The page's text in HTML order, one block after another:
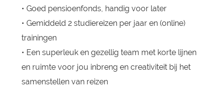
• Goed pensioenfonds, handig voor later
• Gemiddeld 2 studiereizen per jaar en (online)
trainingen
• Een superleuk en gezellig team met korte lijnen
en ruimte voor jou inbreng en creativiteit bij het
samenstellen van reizen